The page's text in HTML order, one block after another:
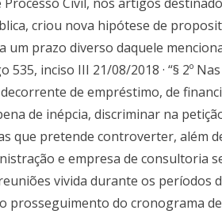
criou nova hipótese de
um prazo diverso daquele
inciso III 21/08/2018 · “§ 2º
de empréstimo, de
de inépcia, discriminar na
que pretende controverter, além
e empresa de consultoria
vivida durante os períodos
prosseguimento do cronograma